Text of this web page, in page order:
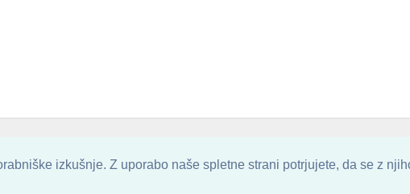
izkušnje. Z uporabo naše spletne strani potrjujete, da se z
SKINBASE. ALL ARTWORK ARE UPLOADED AND COPYRIGHTED TO ITS AUTHOR.